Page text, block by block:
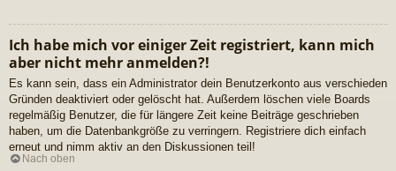
Ich habe mich vor einiger Zeit registriert, kann mich
aber nicht mehr anmelden?!
Es kann sein, dass ein Administrator dein Benutzerkonto aus verschieden
Gründen deaktiviert oder gelöscht hat. Außerdem löschen viele Boards
regelmäßig Benutzer, die für längere Zeit keine Beiträge geschrieben
haben, um die Datenbankgröße zu verringern. Registriere dich einfach
erneut und nimm aktiv an den Diskussionen teil!
Nach oben